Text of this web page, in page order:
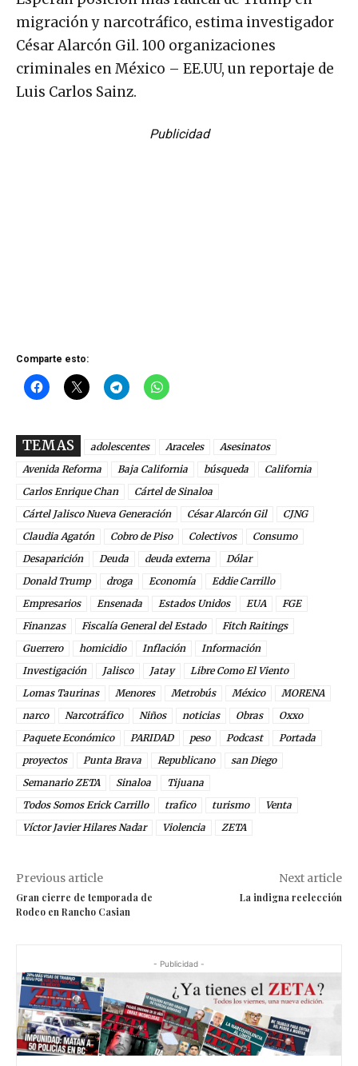
migración y narcotráfico, estima investigador
César Alarcón Gil. 100 organizaciones
criminales en México – EE.UU, un reportaje de
Luis Carlos Sainz.
Publicidad
Comparte esto:
TEMAS adolescentes Araceles
Asesinatos
Avenida Reforma
Baja California búsqueda
California
Carlos Enrique Chan
Cártel de Sinaloa
Cártel Jalisco Nueva Generación
César Alarcón Gil
CJNG
Claudia Agatón
Cobro de Piso Colectivos
Consumo
Desaparición
Deuda deuda externa
Dólar
Donald Trump
droga Economía
Eddie Carrillo
Empresarios
Ensenada Estados Unidos EUA
FGE
Finanzas
Fiscalía General del Estado
Fitch Raitings
Guerrero
homicidio Inflación
Información
Investigación
Jalisco Jatay
Libre Como El Viento
Lomas Taurinas
Menores Metrobús México
MORENA
narco
Narcotráfico Niños noticias Obras
Oxxo
Paquete Económico
PARIDAD peso Podcast
Portada
proyectos
Punta Brava Republicano
san Diego
Semanario ZETA
Sinaloa
Tijuana
Todos Somos Erick Carrillo
trafico turismo
Venta
Víctor Javier Hilares Nadar
Violencia ZETA
Previous article
Gran cierre de temporada de
Rodeo en Rancho Casian
Next article
La indigna reelección
- Publicidad -